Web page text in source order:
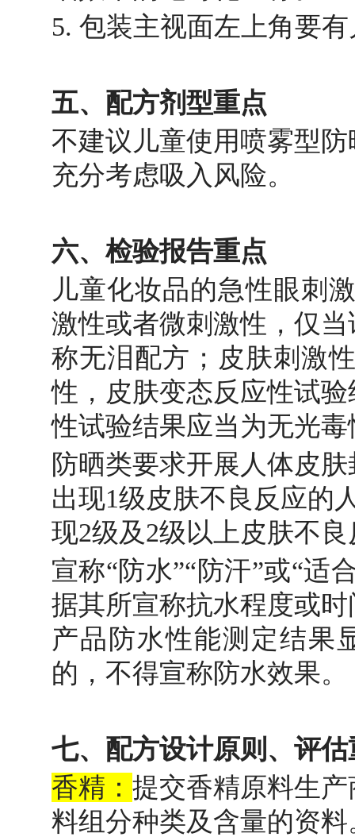
5. 包装主视面左上角要
五、配方剂型重点
不建议儿童使用喷雾型
充分考虑吸入风险。
六、检验报告重点
儿童化妆品的急性眼刺
激性或者微刺激性，仅
称无泪配方；皮肤刺激
性，皮肤变态反应性试
性试验结果应当为无光毒
防晒类要求开展人体皮
出现1级皮肤不良反应的
现2级及2级以上皮肤不
宣称“防水”“防汗”或“适
据其所宣称抗水程度或
产品防水性能测定结果
的，不得宣称防水效果。
七、配方设计原则、评估
香精： 提交香精原料生
料组分种类及含量的资